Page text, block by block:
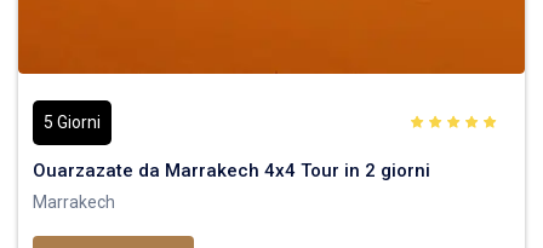
5 Giorni
Ouarzazate da Marrakech 4x4 Tour in 2 giorni
Marrakech